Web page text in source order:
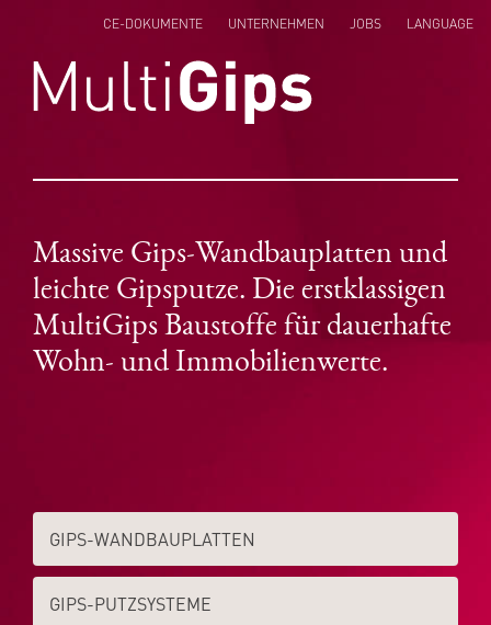
CE-DOKUMENTE UNTERNEHMEN JOBS
LANGUAGE
Massive Gips-Wandbauplatten und
leichte Gipsputze. Die erstklassigen
MultiGips Baustoffe für dauerhafte
Wohn- und Immobilienwerte.
GIPS-WAND­­BAUPLATTEN
GIPS-PUTZSYSTEME